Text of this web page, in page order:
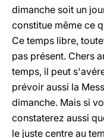
dimanche soit un
constitue même ce
Ce temps libre,
pas présent. Chers
temps, il peut
prévoir aussi la
dimanche. Mais si
constaterez aussi
le juste centre au